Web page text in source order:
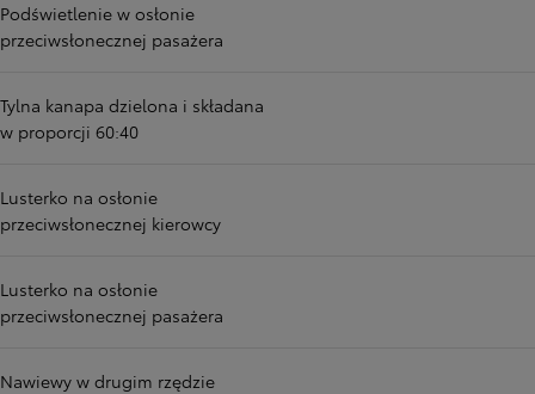
Podświetlenie w osłonie
przeciwsłonecznej pasażera
Tylna kanapa dzielona i składana
w proporcji 60:40
Lusterko na osłonie
przeciwsłonecznej kierowcy
Lusterko na osłonie
przeciwsłonecznej pasażera
Nawiewy w drugim rzędzie